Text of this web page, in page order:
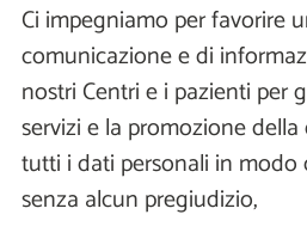
Ci impegniamo per favorire
comunicazione e di
nostri Centri e i pazienti per
servizi e la promozione
tutti i dati personali in modo
senza alcun pregiudizio,